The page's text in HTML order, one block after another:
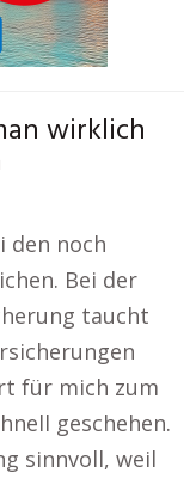
wirklich
den noch
Bei der
taucht
für mich zum
geschehen.
sinnvoll, weil